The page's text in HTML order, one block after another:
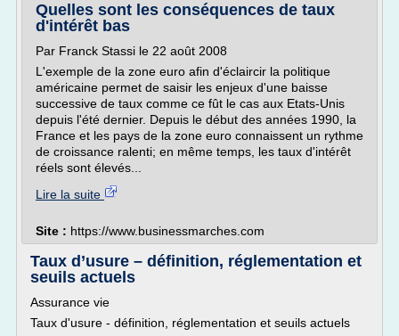
Quelles sont les conséquences de taux
d'intérêt bas
Par Franck Stassi le 22 août 2008
L'exemple de la zone euro afin d'éclaircir la politique
américaine permet de saisir les enjeux d'une baisse
successive de taux comme ce fût le cas aux Etats-Unis
depuis l'été dernier. Depuis le début des années 1990, la
France et les pays de la zone euro connaissent un rythme
de croissance ralenti; en même temps, les taux d'intérêt
réels sont élevés...
Lire la suite
Site : https://www.businessmarches.com
Taux d’usure – définition, réglementation et
seuils actuels
Assurance vie
Taux d'usure - définition, réglementation et seuils actuels